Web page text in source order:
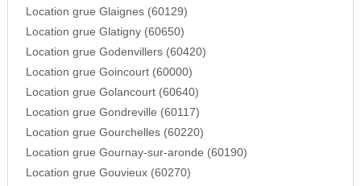
Location grue Glaignes (60129)
Location grue Glatigny (60650)
Location grue Godenvillers (60420)
Location grue Goincourt (60000)
Location grue Golancourt (60640)
Location grue Gondreville (60117)
Location grue Gourchelles (60220)
Location grue Gournay-sur-aronde (60190)
Location grue Gouvieux (60270)